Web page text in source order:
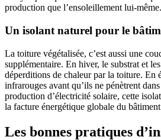
production que l’ensoleillement lui-même.
Un isolant naturel pour le
La toiture végétalisée, c’est aussi une
supplémentaire. En hiver, le substrat et
déperditions de chaleur par la toiture. En
infrarouges avant qu’ils ne pénètrent
production d’électricité solaire, cette
la facture énergétique globale du
Les bonnes pratiques